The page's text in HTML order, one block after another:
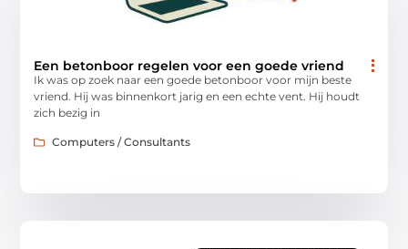
Een betonboor regelen voor een goede vriend
Ik was op zoek naar een goede betonboor voor mijn beste
vriend. Hij was binnenkort jarig en een echte vent. Hij houdt
zich bezig in
Computers / Consultants